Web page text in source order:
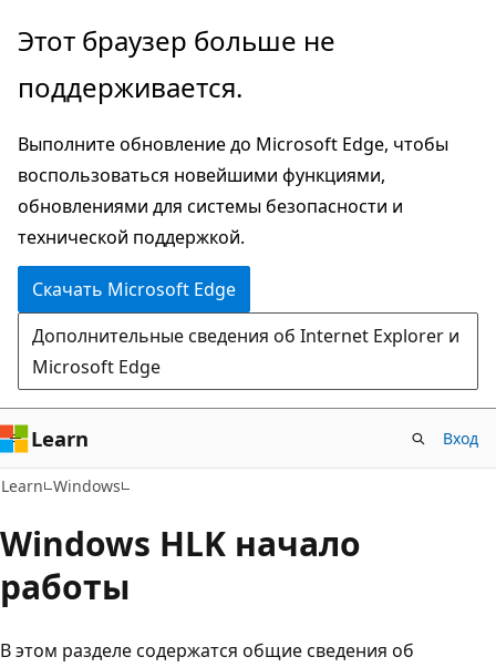
Пропустить
перейти
основному
содержимому
Этот браузер больше не
поддерживается.
Выполните обновление до Microsoft Edge, чтобы
воспользоваться новейшими функциями,
обновлениями для системы безопасности и
технической поддержкой.
Скачать Microsoft Edge
Дополнительные сведения об Internet Explorer и
Microsoft Edge
Learn Вход
Learn Windows
Windows HLK начало
работы
В этом разделе содержатся общие сведения об